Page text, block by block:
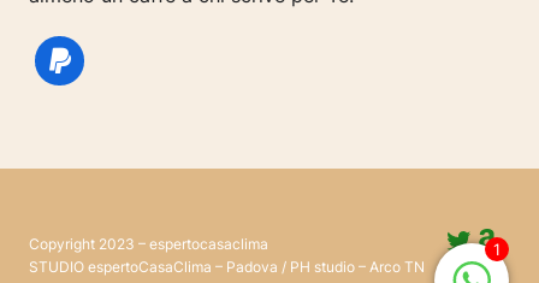
Copyright 2023 – espertocasaclima
STUDIO espertoCasaClima – Padova / PH studio – Arco TN
1